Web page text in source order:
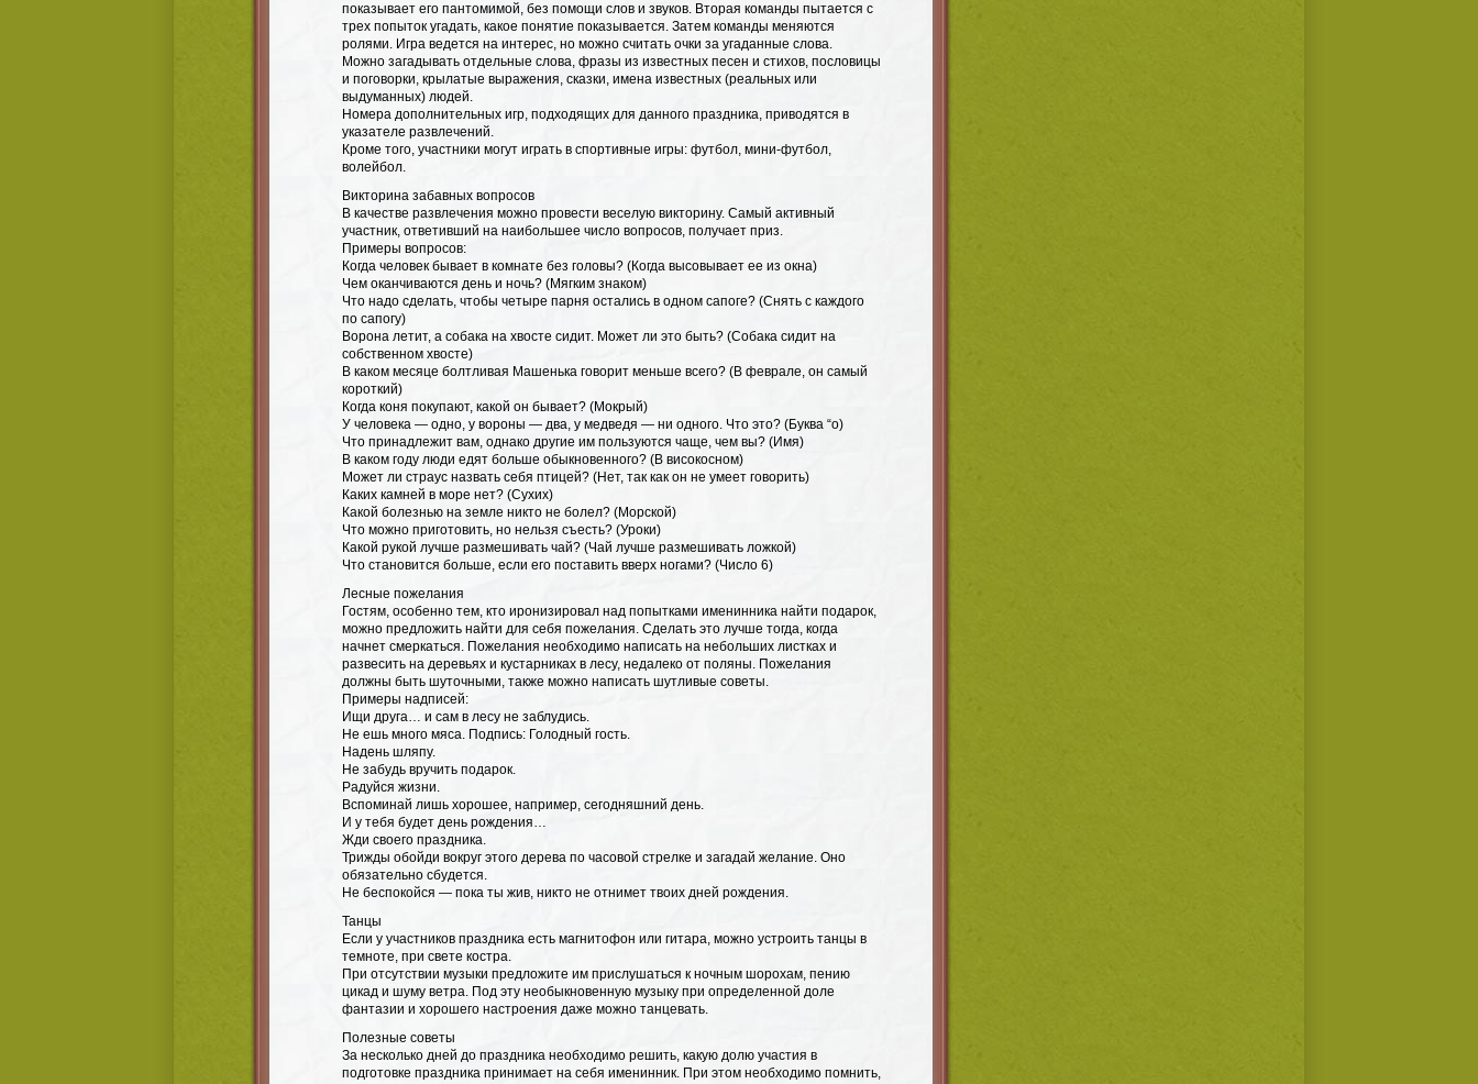
показывает его пантомимой, без помощи слов и звуков. Вторая команды пытается с
трех попыток угадать, какое понятие показывается. Затем команды меняются
ролями. Игра ведется на интерес, но можно считать очки за угаданные слова.
Можно загадывать отдельные слова, фразы из известных песен и стихов, пословицы
и поговорки, крылатые выражения, сказки, имена известных (реальных или
выдуманных) людей.
Номера дополнительных игр, подходящих для данного праздника, приводятся в
указателе развлечений.
Кроме того, участники могут играть в спортивные игры: футбол, мини-футбол,
волейбол.
Викторина забавных вопросов
В качестве развлечения можно провести веселую викторину. Самый активный
участник, ответивший на наибольшее число вопросов, получает приз.
Примеры вопросов:
Когда человек бывает в комнате без головы? (Когда высовывает ее из окна)
Чем оканчиваются день и ночь? (Мягким знаком)
Что надо сделать, чтобы четыре парня остались в одном сапоге? (Снять с каждого
по сапогу)
Ворона летит, а собака на хвосте сидит. Может ли это быть? (Собака сидит на
собственном хвосте)
В каком месяце болтливая Машенька говорит меньше всего? (В феврале, он самый
короткий)
Когда коня покупают, какой он бывает? (Мокрый)
У человека — одно, у вороны — два, у медведя — ни одного. Что это? (Буква “о)
Что принадлежит вам, однако другие им пользуются чаще, чем вы? (Имя)
В каком году люди едят больше обыкновенного? (В високосном)
Может ли страус назвать себя птицей? (Нет, так как он не умеет говорить)
Каких камней в море нет? (Сухих)
Какой болезнью на земле никто не болел? (Морской)
Что можно приготовить, но нельзя съесть? (Уроки)
Какой рукой лучше размешивать чай? (Чай лучше размешивать ложкой)
Что становится больше, если его поставить вверх ногами? (Число 6)
Лесные пожелания
Гостям, особенно тем, кто иронизировал над попытками именинника найти подарок,
можно предложить найти для себя пожелания. Сделать это лучше тогда, когда
начнет смеркаться. Пожелания необходимо написать на небольших листках и
развесить на деревьях и кустарниках в лесу, недалеко от поляны. Пожелания
должны быть шуточными, также можно написать шутливые советы.
Примеры надписей:
Ищи друга… и сам в лесу не заблудись.
Не ешь много мяса. Подпись: Голодный гость.
Надень шляпу.
Не забудь вручить подарок.
Радуйся жизни.
Вспоминай лишь хорошее, например, сегодняшний день.
И у тебя будет день рождения…
Жди своего праздника.
Трижды обойди вокруг этого дерева по часовой стрелке и загадай желание. Оно
обязательно сбудется.
Не беспокойся — пока ты жив, никто не отнимет твоих дней рождения.
Танцы
Если у участников праздника есть магнитофон или гитара, можно устроить танцы в
темноте, при свете костра.
При отсутствии музыки предложите им прислушаться к ночным шорохам, пению
цикад и шуму ветра. Под эту необыкновенную музыку при определенной доле
фантазии и хорошего настроения даже можно танцевать.
Полезные советы
За несколько дней до праздника необходимо решить, какую долю участия в
подготовке праздника принимает на себя именинник. При этом необходимо помнить,